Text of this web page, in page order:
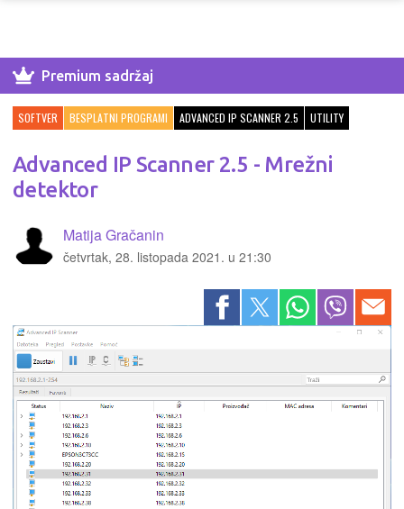
Premium sadržaj
SOFTVER BESPLATNI PROGRAMI ADVANCED IP SCANNER 2.5 UTILITY
Advanced IP Scanner 2.5 - Mrežni
detektor
Matija Gračanin
četvrtak, 28. listopada 2021. u 21:30